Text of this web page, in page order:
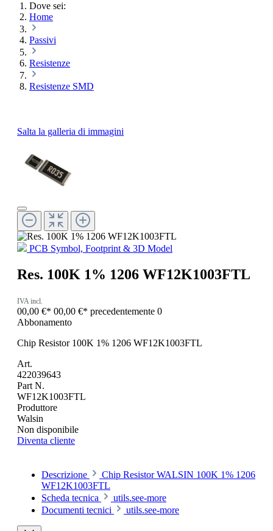
Dove sei:
Home
Passivi
Resistenze
Resistenze SMD
Salta la galleria di immagini
PCB Symbol, Footprint & 3D Model
Res. 100K 1% 1206 WF12K1003FTL
IVA incl.
00,00 €* 00,00 €* precedentemente 0
Abbonamento
Chip Resistor 100K 1% 1206 WF12K1003FTL
Art.
422039643
Part N.
WF12K1003FTL
Produttore
Walsin
Non disponibile
Diventa cliente
Descrizione
Chip Resistor WALSIN 100K 1% 1206
WF12K1003FTL
Scheda tecnica
utils.see-more
Documenti tecnici
utils.see-more